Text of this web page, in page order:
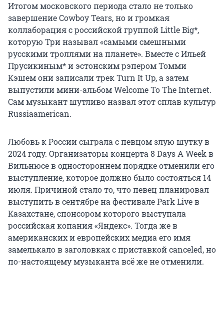
Итогом московского периода стало не только
завершение Cowboy Tears, но и громкая
коллаборация с российской группой Little Big*,
которую Три называл «самыми смешными
русскими троллями на планете». Вместе с Ильей
Прусикиным* и эстонским рэпером Томми
Кэшем они записали трек Turn It Up, а затем
выпустили мини-альбом Welcome To The Internet.
Сам музыкант шутливо назвал этот сплав культур
Russiaamerican.
Любовь к России сыграла с певцом злую шутку в
2024 году. Организаторы концерта 8 Days A Week в
Вильнюсе в одностороннем порядке отменили его
выступление, которое должно было состояться 14
июля. Причиной стало то, что певец планировал
выступить в сентябре на фестивале Park Live в
Казахстане, спонсором которого выступала
российская копания «Яндекс». Тогда же в
американских и европейских медиа его имя
замелькало в заголовках с приставкой canceled, но
по-настоящему музыканта всё же не отменили.